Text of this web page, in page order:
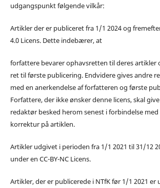
udgangspunkt følgende vilkår:
Artikler der er publiceret fra 1/1 2024 og
4.0 Licens. Dette indebærer, at
forfattere bevarer ophavsretten til deres artikler
ret til første publicering. Endvidere gives andre
med en anerkendelse af forfatteren og første
Forfattere, der ikke ønsker denne licens, skal
redaktør besked herom senest i forbindelse
korrektur på artiklen.
Artikler udgivet i perioden fra 1/1 2021 til 31/12
under en CC-BY-NC Licens.
Artikler, der er publicerede i NTfK før 1/1 2021 er